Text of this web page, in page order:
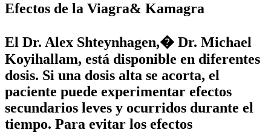
Efectos de la Viagra& Kamagra
El Dr. Alex Shteynhagen,� Dr. Michael
Koyihallam, está disponible en diferentes
dosis. Si una dosis alta se acorta, el
paciente puede experimentar efectos
secundarios leves y ocurridos durante el
tiempo. Para evitar los efectos